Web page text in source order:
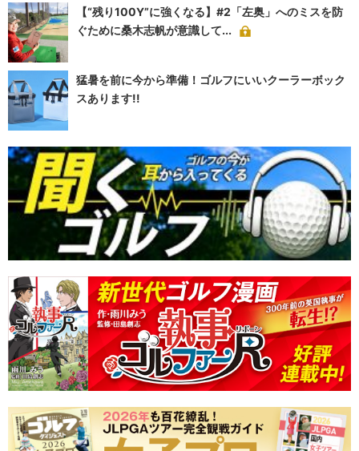
【“残り100Y”に強くなる】#2「左奥」へのミスを防
ぐために桑木志帆が意識して...
猛暑を前に今から準備！ゴルフにいいクーラーボック
スあります!!